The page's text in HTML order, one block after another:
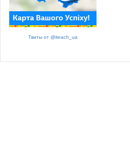
Твиты от @iteach_ua